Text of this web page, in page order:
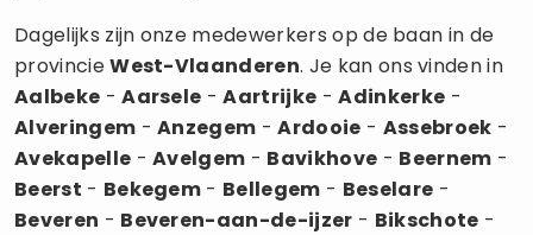
Dagelijks zijn onze medewerkers op de baan in de
provincieWest-Vlaanderen. Je kan ons vinden in
Aalbeke -Aarsele -Aartrijke -Adinkerke -
Alveringem -Anzegem -Ardooie - Assebroek -
Avekapelle -Avelgem - Bavikhove - Beernem -
Beerst - Bekegem - Bellegem - Beselare -
Beveren - Beveren-aan-de-ijzer - Bikschote -